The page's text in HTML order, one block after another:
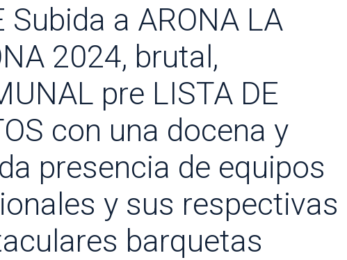
Subida a ARONA LA
2024, brutal,
pre LISTA DE
con una docena y
presencia de equipos
y sus respectivas
barquetas